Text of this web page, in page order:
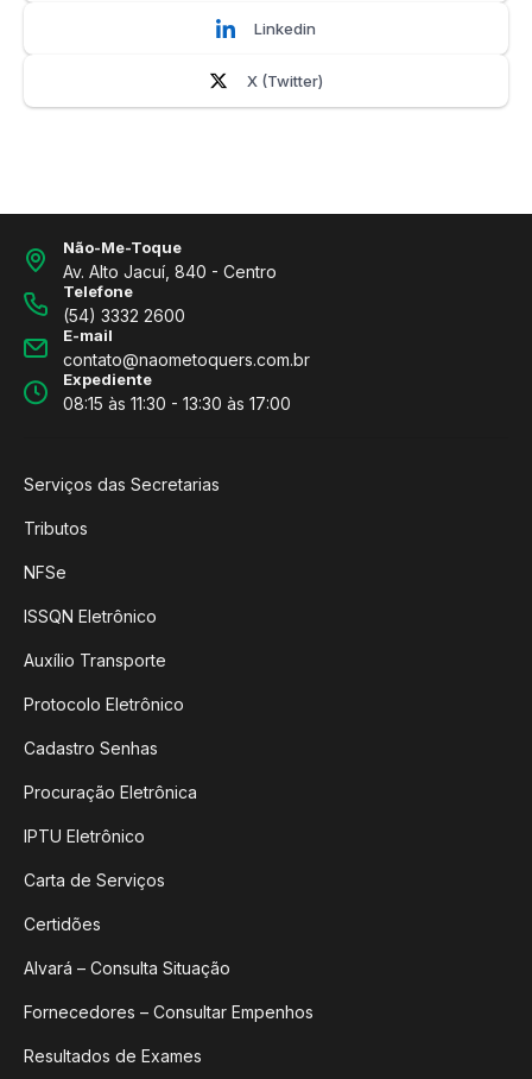
Linkedin
X (Twitter)
Não-Me-Toque
Av. Alto Jacuí, 840 - Centro
Telefone
(54) 3332 2600
E-mail
contato@naometoquers.com.br
Expediente
08:15 às 11:30 - 13:30 às 17:00
Serviços das Secretarias
Tributos
NFSe
ISSQN Eletrônico
Auxílio Transporte
Protocolo Eletrônico
Cadastro Senhas
Procuração Eletrônica
IPTU Eletrônico
Carta de Serviços
Certidões
Alvará – Consulta Situação
Fornecedores – Consultar Empenhos
Resultados de Exames